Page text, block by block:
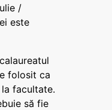
/
este
folosit ca
facultate.
să fie